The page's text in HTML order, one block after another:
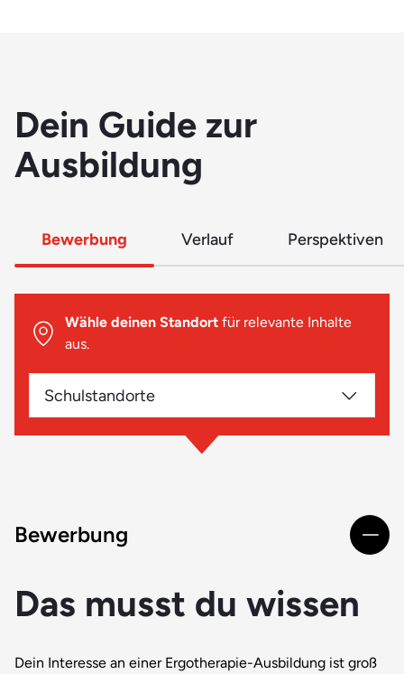
Dein Guide zur
Ausbildung
Bewerbung Verlauf Perspektiven
Wähle deinen Standort für relevante Inhalte
aus.
Schulstandorte
Bewerbung
Das musst du wissen
Dein Interesse an einer Ergotherapie-Ausbildung ist groß